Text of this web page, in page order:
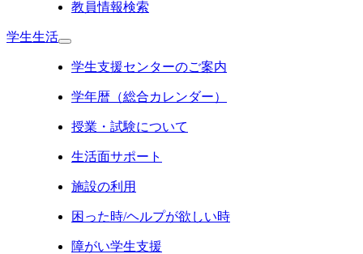
教員情報検索
学生生活
学生支援センターのご案内
学年暦（総合カレンダー）
授業・試験について
生活面サポート
施設の利用
困った時/ヘルプが欲しい時
障がい学生支援